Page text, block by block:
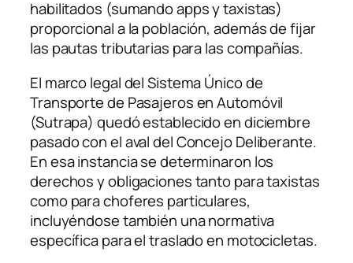
habilitados (sumando apps y taxistas)
proporcional a la población, además de fijar
las pautas tributarias para las compañías.
El marco legal del Sistema Único de
Transporte de Pasajeros en Automóvil
(Sutrapa) quedó establecido en diciembre
pasado con el aval del Concejo Deliberante.
En esa instancia se determinaron los
derechos y obligaciones tanto para taxistas
como para choferes particulares,
incluyéndose también una normativa
específica para el traslado en motocicletas.